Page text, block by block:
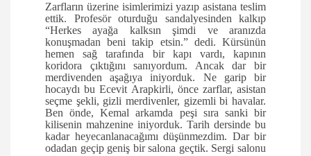
Zarfların üzerine isimlerimizi yazıp asistana teslim
ettik. Profesör oturduğu sandalyesinden kalkıp
“Herkes ayağa kalksın şimdi ve aranızda
konuşmadan beni takip etsin.” dedi. Kürsünün
hemen sağ tarafında bir kapı vardı, kapının
koridora çıktığını sanıyordum. Ancak dar bir
merdivenden aşağıya iniyorduk. Ne garip bir
hocaydı bu Ecevit Arapkirli, önce zarflar, asistan
seçme şekli, gizli merdivenler, gizemli bi havalar.
Ben önde, Kemal arkamda peşi sıra sanki bir
kilisenin mahzenine iniyorduk. Tarih dersinde bu
kadar heyecanlanacağımı düşünmezdim. Dar bir
odadan geçip geniş bir salona geçtik. Sergi salonu